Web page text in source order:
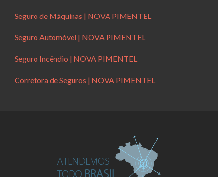
Seguro de Máquinas | NOVA PIMENTEL
Seguro Automóvel | NOVA PIMENTEL
Seguro Incêndio | NOVA PIMENTEL
Corretora de Seguros | NOVA PIMENTEL